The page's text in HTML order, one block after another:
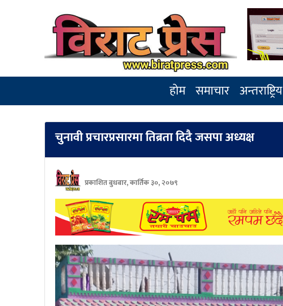
होम समाचार अन्तराष्ट्रिय
चुनावी प्रचारप्रसारमा तिब्रता दिदै जसपा अध्यक्ष
प्रकाशित बुधबार, कार्तिक ३०, २०७९